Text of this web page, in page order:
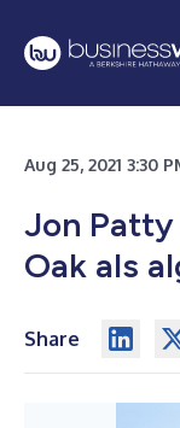
Aug 25, 2021 3:30
Jon
Oak als
Share